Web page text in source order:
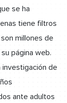
se ha
tiene filtros
millones de
página web.
investigación de
ante adultos